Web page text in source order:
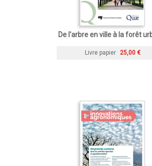
De l'arbre en ville à la forêt
Livre papier 25,00 €